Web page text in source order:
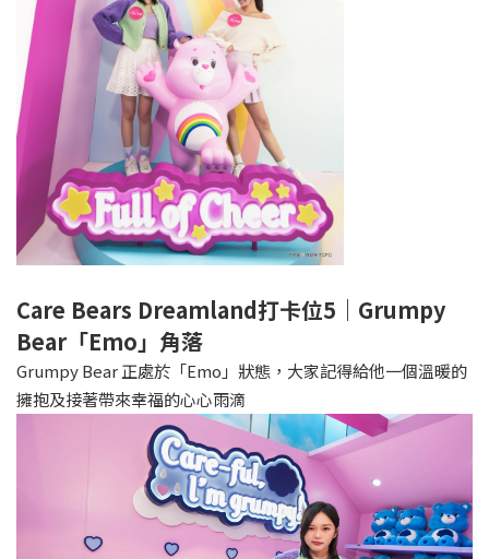
Care Bears Dreamland打卡位5｜Grumpy
Bear「Emo」角落
Grumpy Bear 正處於「Emo」狀態，大家記得給他一個溫暖的
擁抱及接著帶來幸福的心心雨滴